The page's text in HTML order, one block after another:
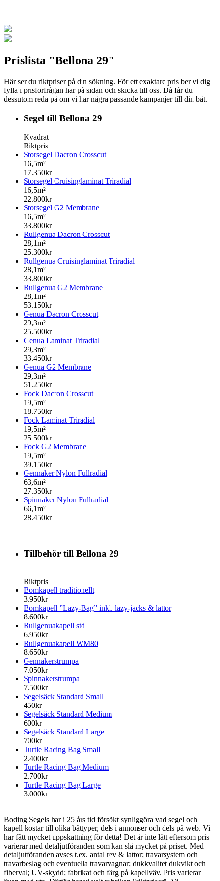
Prislista "Bellona 29"
Här ser du riktpriser på din sökning. För ett exaktare pris ber vi dig
fylla i prisförfrågan här på sidan och skicka till oss. Då får du
dessutom reda på om vi har några passande kampanjer till din båt.
Segel till Bellona 29
Kvadrat
Riktpris
Storsegel Dacron Crosscut
16,5m²
17.350kr
Storsegel Cruisinglaminat Triradial
16,5m²
22.800kr
Storsegel G2 Membrane
16,5m²
33.800kr
Rullgenua Dacron Crosscut
28,1m²
25.300kr
Rullgenua Cruisinglaminat Triradial
28,1m²
33.800kr
Rullgenua G2 Membrane
28,1m²
53.150kr
Genua Dacron Crosscut
29,3m²
25.500kr
Genua Laminat Triradial
29,3m²
33.450kr
Genua G2 Membrane
29,3m²
51.250kr
Fock Dacron Crosscut
19,5m²
18.750kr
Fock Laminat Triradial
19,5m²
25.500kr
Fock G2 Membrane
19,5m²
39.150kr
Gennaker Nylon Fullradial
63,6m²
27.350kr
Spinnaker Nylon Fullradial
66,1m²
28.450kr
Tillbehör till Bellona 29
Riktpris
Bomkapell traditionellt
3.950kr
Bomkapell ”Lazy-Bag” inkl. lazy-jacks & lattor
8.600kr
Rullgenuakapell std
6.950kr
Rullgenuakapell WM80
8.650kr
Gennakerstrumpa
7.050kr
Spinnakerstrumpa
7.500kr
Segelsäck Standard Small
450kr
Segelsäck Standard Medium
600kr
Segelsäck Standard Large
700kr
Turtle Racing Bag Small
2.400kr
Turtle Racing Bag Medium
2.700kr
Turtle Racing Bag Large
3.000kr
Boding Segels har i 25 års tid försökt synliggöra vad segel och
kapell kostar till olika båttyper, dels i annonser och dels på web. Vi
har fått mycket uppskattning för detta! Det är inte lätt eftersom pris
varierar med detaljutföranden som kan slå mycket på priset. Med
detaljutföranden avses t.ex. antal rev & lattor; travarsystem och
travarbeslag och eventuella travarvagnar; dukkvalitet dukvikt och
fiberval; UV-skydd; fabrikat och färg på kapellväv. Pris varierar